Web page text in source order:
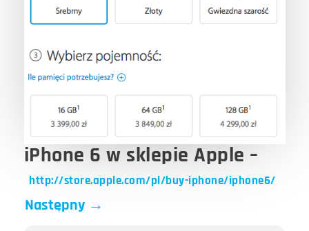
iPhone 6 w sklepie Apple –
http://store.apple.com/pl/buy-iphone/iphone6/
Następny→